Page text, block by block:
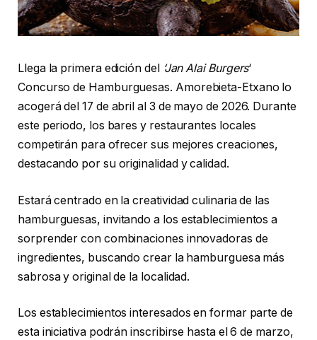
Llega la primera edición del ‘Jan Alai Burgers‘
Concurso de Hamburguesas. Amorebieta-Etxano lo
acogerá del 17 de abril al 3 de mayo de 2026. Durante
este periodo, los bares y restaurantes locales
competirán para ofrecer sus mejores creaciones,
destacando por su originalidad y calidad.
Estará centrado en la creatividad culinaria de las
hamburguesas, invitando a los establecimientos a
sorprender con combinaciones innovadoras de
ingredientes, buscando crear la hamburguesa más
sabrosa y original de la localidad.
Los establecimientos interesados en formar parte de
esta iniciativa podrán inscribirse hasta el 6 de marzo,